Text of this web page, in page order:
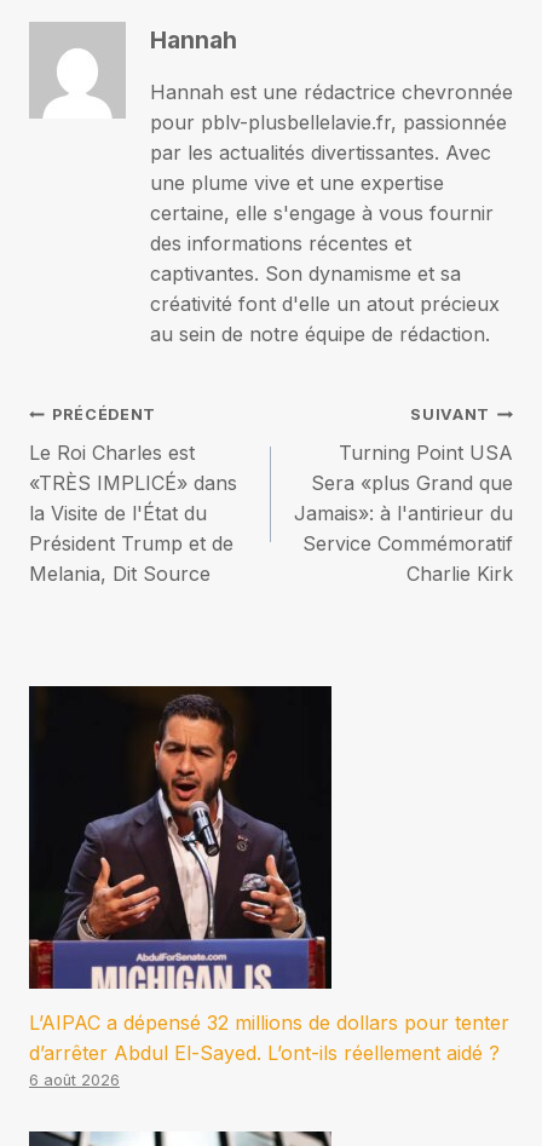
Hannah
Hannah est une rédactrice chevronnée
pour pblv-plusbellelavie.fr, passionnée
par les actualités divertissantes. Avec
une plume vive et une expertise
certaine, elle s'engage à vous fournir
des informations récentes et
captivantes. Son dynamisme et sa
créativité font d'elle un atout précieux
au sein de notre équipe de rédaction.
Navigation
de
l’article
PRÉCÉDENT
Le Roi Charles est
«TRÈS IMPLICÉ» dans
la Visite de l'État du
Président Trump et de
Melania, Dit Source
SUIVANT
Turning Point USA
Sera «plus Grand que
Jamais»: à l'antirieur du
Service Commémoratif
Charlie Kirk
L’AIPAC a dépensé 32 millions de dollars pour tenter
d’arrêter Abdul El-Sayed. L’ont-ils réellement aidé ?
6 août 2026